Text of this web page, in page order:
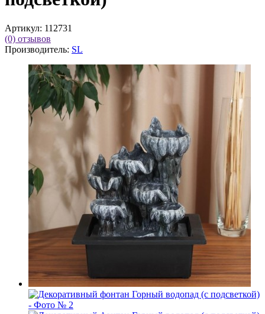
Артикул: 112731
(0) отзывов
Производитель: SL